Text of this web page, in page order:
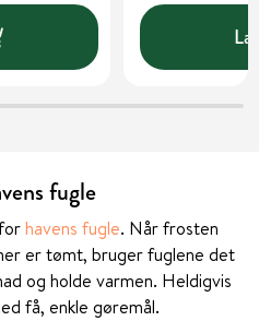
fugle
havens fugle. Når frosten
er tømt, bruger fuglene det
og holde varmen. Heldigvis
få, enkle gøremål.